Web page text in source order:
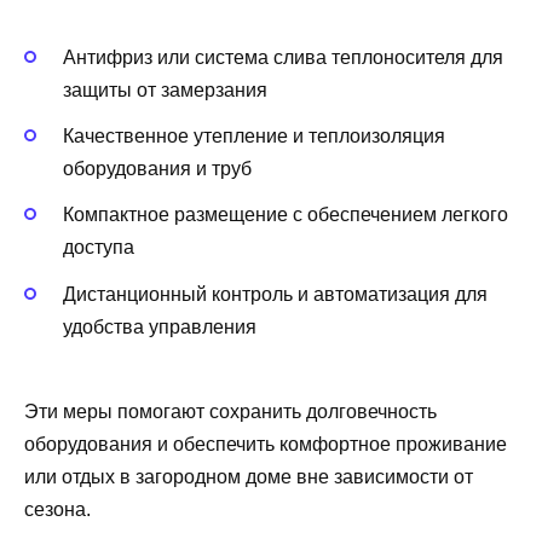
Антифриз или система слива теплоносителя для
защиты от замерзания
Качественное утепление и теплоизоляция
оборудования и труб
Компактное размещение с обеспечением легкого
доступа
Дистанционный контроль и автоматизация для
удобства управления
Эти меры помогают сохранить долговечность
оборудования и обеспечить комфортное проживание
или отдых в загородном доме вне зависимости от
сезона.